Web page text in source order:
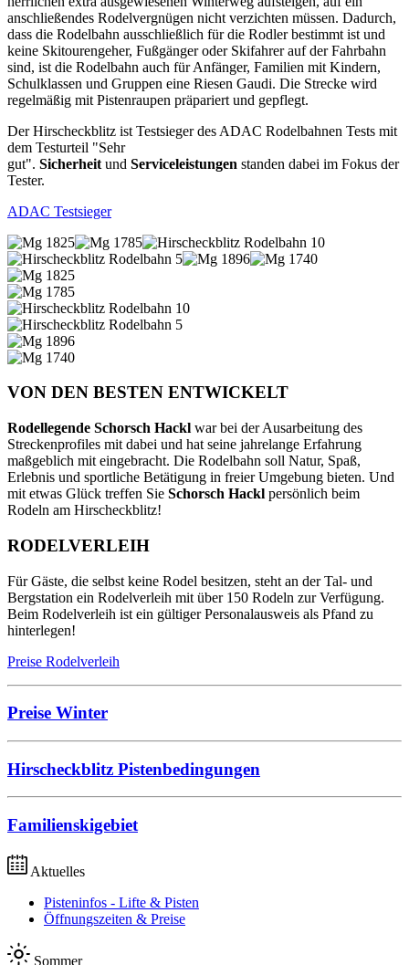
anschließendes Rodelvergnügen nicht verzichten müssen. Dadurch,
dass die Rodelbahn ausschließlich für die Rodler bestimmt ist und
keine Skitourengeher, Fußgänger oder Skifahrer auf der Fahrbahn
sind, ist die Rodelbahn auch für Anfänger, Familien mit Kindern,
Schulklassen und Gruppen eine Riesen Gaudi. Die Strecke wird
regelmäßig mit Pistenraupen präpariert und gepflegt.
Der Hirscheckblitz ist Testsieger des ADAC Rodelbahnen Tests mit
dem Testurteil "Sehr
gut". Sicherheit und Serviceleistungen standen dabei im Fokus der
Tester.
ADAC Testsieger
VON DEN BESTEN ENTWICKELT
Rodellegende Schorsch Hackl war bei der Ausarbeitung des
Streckenprofiles mit dabei und hat seine jahrelange Erfahrung
maßgeblich mit eingebracht. Die Rodelbahn soll Natur, Spaß,
Erlebnis und sportliche Betätigung in freier Umgebung bieten. Und
mit etwas Glück treffen Sie Schorsch Hackl persönlich beim
Rodeln am Hirscheckblitz!
RODELVERLEIH
Für Gäste, die selbst keine Rodel besitzen, steht an der Tal- und
Bergstation ein Rodelverleih mit über 150 Rodeln zur Verfügung.
Beim Rodelverleih ist ein gültiger Personalausweis als Pfand zu
hinterlegen!
Preise Rodelverleih
Preise Winter
Hirscheckblitz Pistenbedingungen
Familienskigebiet
Aktuelles
Pisteninfos - Lifte & Pisten
Öffnungszeiten & Preise
Sommer